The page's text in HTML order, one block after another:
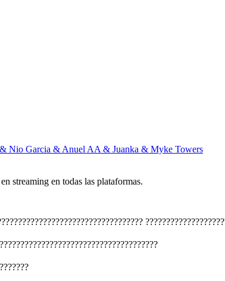
Nio Garcia & Anuel AA & Juanka & Myke Towers
streaming en todas las plataformas.